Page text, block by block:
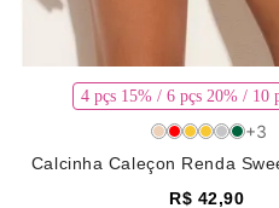
4 pçs 15% / 6 pçs 20% / 10
Calcinha Caleçon Renda
R$ 42,90
+3